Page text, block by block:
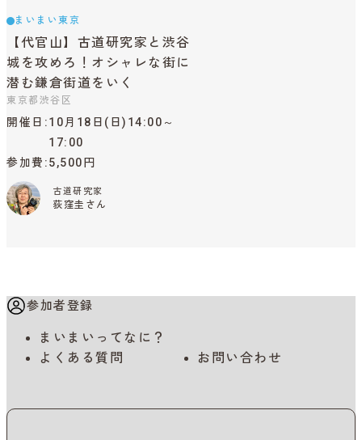
まいまい東京
【代官山】古道研究家と渋谷
城を攻めろ！オシャレな街に
潜む鎌倉街道をいく
東京都渋谷区
開催日
10月18日(日)14:00～
17:00
参加費 5,500円
古道研究家
荻窪圭さん
参加者登録
まいまいってなに？
よくある質問
お問い合わせ